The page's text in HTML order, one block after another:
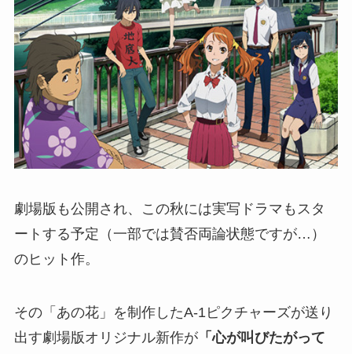
劇場版も公開され、この秋には実写ドラマもスタ
ートする予定（一部では賛否両論状態ですが…）
のヒット作。
その「あの花」を制作したA-1ピクチャーズが送り
出す劇場版オリジナル新作が「心が叫びたがって